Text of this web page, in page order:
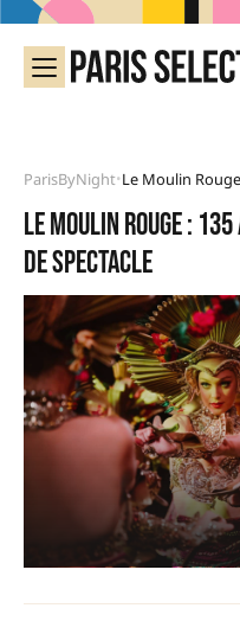
ParisByNight•
Le Moulin Rouge :
de spectacle